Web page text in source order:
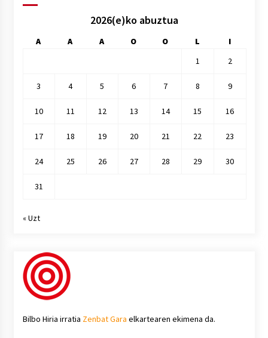
2026(e)ko abuztua
A A A O O L
I
1
2
3 4 5 6 7 8 9
10 11 12 13 14 15 16
17 18 19 20 21 22 23
24 25 26 27 28 29 30
31
« Uzt
Bilbo Hiria irratia Zenbat Gara elkartearen ekimena da.